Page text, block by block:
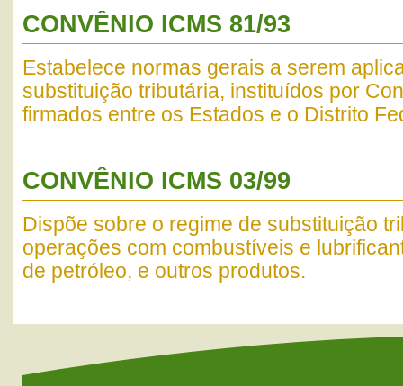
CONVÊNIO ICMS 81/93
Estabelece normas gerais a serem
substituição tributária, instituídos por
firmados entre os Estados e o Distrito
CONVÊNIO ICMS 03/99
Dispõe sobre o regime de substituição
operações com combustíveis e
de petróleo, e outros produtos.